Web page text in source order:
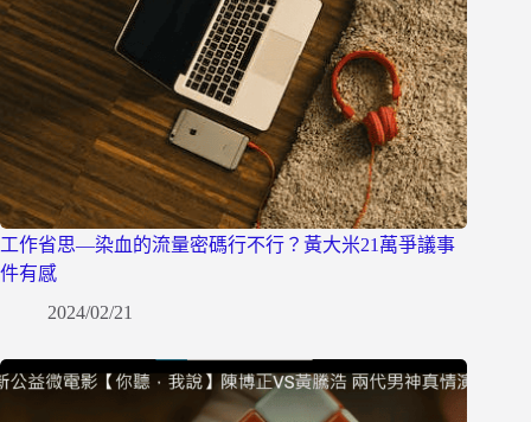
工作省思—染血的流量密碼行不行？黃大米21萬爭議事
件有感
2024/02/21